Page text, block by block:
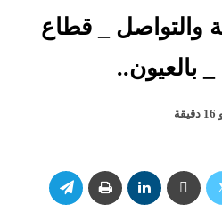
والتواصل _ قطاع
_ بالعيون..